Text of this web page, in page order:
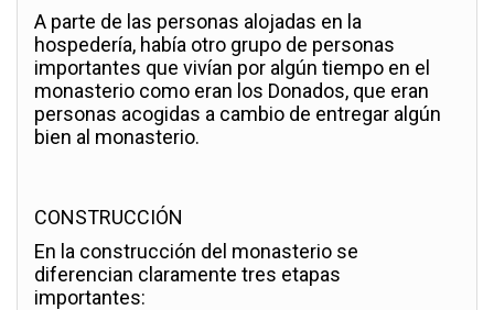
A parte de las personas alojadas en la
hospedería, había otro grupo de personas
importantes que vivían por algún tiempo en el
monasterio como eran los Donados, que eran
personas acogidas a cambio de entregar algún
bien al monasterio.
CONSTRUCCIÓN
En la construcción del monasterio se
diferencian claramente tres etapas
importantes: